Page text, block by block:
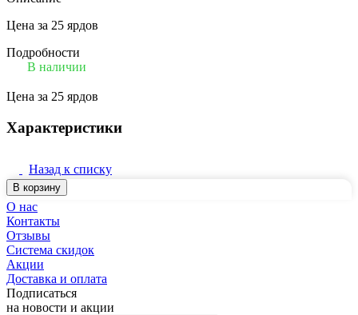
Цена за 25 ярдов
Подробности
В наличии
Цена за 25 ярдов
Характеристики
Назад к списку
В корзину
О нас
Контакты
Отзывы
Система скидок
Акции
Доставка и оплата
Подписаться
на новости и акции